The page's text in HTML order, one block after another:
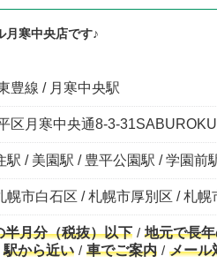
寒中央店です♪
豊線 / 月寒中央駅
区月寒中央通8-3-
駅 / 美園駅 / 豊平公園駅 / 学園前
幌市白石区 / 札幌市厚別区 / 札幌
半月分（税抜）以下 地元で長
駅から近い 車でご案内 メール